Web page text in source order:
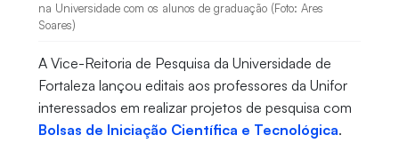
na Universidade com os alunos de graduação (Foto: Ares
Soares)
A Vice-Reitoria de Pesquisa da Universidade de
Fortaleza lançou editais aos professores da Unifor
interessados em realizar projetos de pesquisa com
Bolsas de Iniciação Científica e Tecnológica.